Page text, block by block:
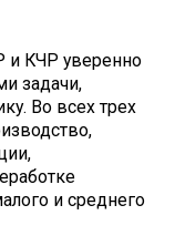
и КЧР уверенно
задачи,
Во всех трех
и среднего